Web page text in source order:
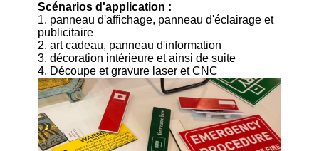
Scénarios d'application :
1. panneau d'affichage, panneau d'éclairage et
publicitaire
2. art cadeau, panneau d'information
3. décoration intérieure et ainsi de suite
4. Découpe et gravure laser et CNC